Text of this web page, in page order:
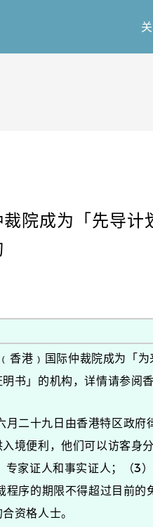
院成为「先导
﹚国际仲裁院成为「为来
书」的机构，详情请参阅
二十九日由香港特区政府
境便利，他们可以访客身
专家证人和事实证人；（3
程序的期限不得超过目前
资格人士。